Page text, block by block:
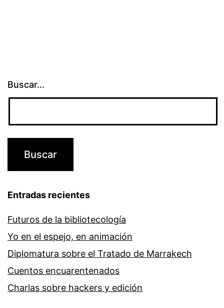
Buscar...
Entradas recientes
Futuros de la bibliotecología
Yo en el espejo, en animación
Diplomatura sobre el Tratado de Marrakech
Cuentos encuarentenados
Charlas sobre hackers y edición